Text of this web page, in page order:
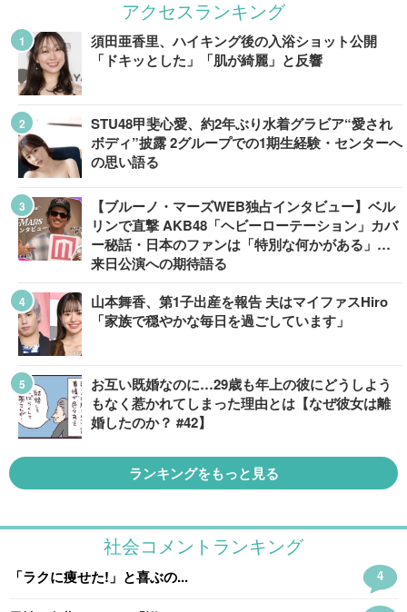
アクセスランキング
須田亜香里、ハイキング後の入浴ショット公開
「ドキッとした」「肌が綺麗」と反響
STU48甲斐心愛、約2年ぶり水着グラビア“愛され
ボディ”披露 2グループでの1期生経験・センターへ
の思い語る
【ブルーノ・マーズWEB独占インタビュー】ベル
リンで直撃 AKB48「ヘビーローテーション」カバ
ー秘話・日本のファンは「特別な何かがある」…
来日公演への期待語る
山本舞香、第1子出産を報告 夫はマイファスHiro
「家族で穏やかな毎日を過ごしています」
お互い既婚なのに…29歳も年上の彼にどうしよう
もなく惹かれてしまった理由とは【なぜ彼女は離
婚したのか？ #42】
ランキングをもっと見る